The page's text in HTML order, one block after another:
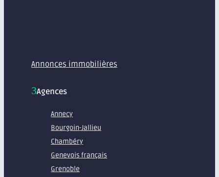
Annonces immobilières
Agences
Annecy
Bourgoin-Jallieu
Chambéry
Genevois français
Grenoble